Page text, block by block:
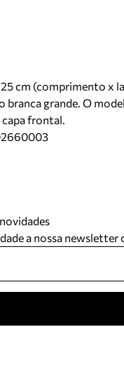
25 cm (comprimento x
branca grande. O
capa frontal.
a nossa